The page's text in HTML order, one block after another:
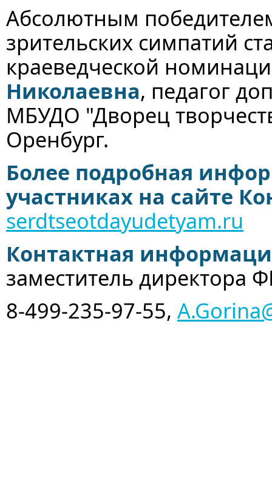
Абсолютным
зрительских симпатий
краеведческой
Николаевна, педагог
МБУДО "Дворец
Оренбург.
Более подробная
участниках на сайте
serdtseotdayudetyam.ru
Контактная
заместитель директора
8-499-235-97-55,